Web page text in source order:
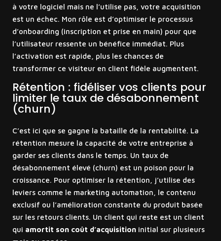
à votre logiciel mais ne l’utilise pas, votre acquisition
est un échec. Mon rôle est d’optimiser le processus
d’onboarding (inscription et prise en main) pour que
l’utilisateur ressente un bénéfice immédiat. Plus
l’activation est rapide, plus les chances de
transformer ce visiteur en client fidèle augmentent.
Rétention : fidéliser vos clients pour
limiter le taux de désabonnement
(churn)
C’est ici que se gagne la bataille de la rentabilité. La
rétention mesure la capacité de votre entreprise à
garder ses clients dans le temps. Un taux de
désabonnement élevé (churn) est un poison pour la
croissance. Pour optimiser la rétention, j’utilise des
leviers comme le marketing automation, le contenu
exclusif ou l’amélioration constante du produit basée
sur les retours clients. Un client qui reste est un client
qui amortit son coût d’acquisitioninitial sur plusieurs